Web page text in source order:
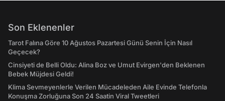
Son Eklenenler
Tarot Falına Göre 10 Ağustos Pazartesi Günü Senin İçin Nasıl
Geçecek?
Cinsiyeti de Belli Oldu: Alina Boz ve Umut Evirgen'den Beklenen
Bebek Müjdesi Geldi!
Klima Sevmeyenlerle Verilen Mücadeleden Aile Evinde Telefonla
Konuşma Zorluğuna Son 24 Saatin Viral Tweetleri